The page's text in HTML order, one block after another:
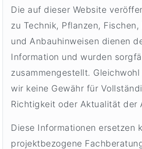
Die auf dieser Website
zu Technik, Pflanzen,
und Anbauhinweisen dienen
Information und wurden
zusammengestellt. Gleichwohl
wir keine Gewähr für
Richtigkeit oder Aktualität der
Diese Informationen ersetzen
projektbezogene